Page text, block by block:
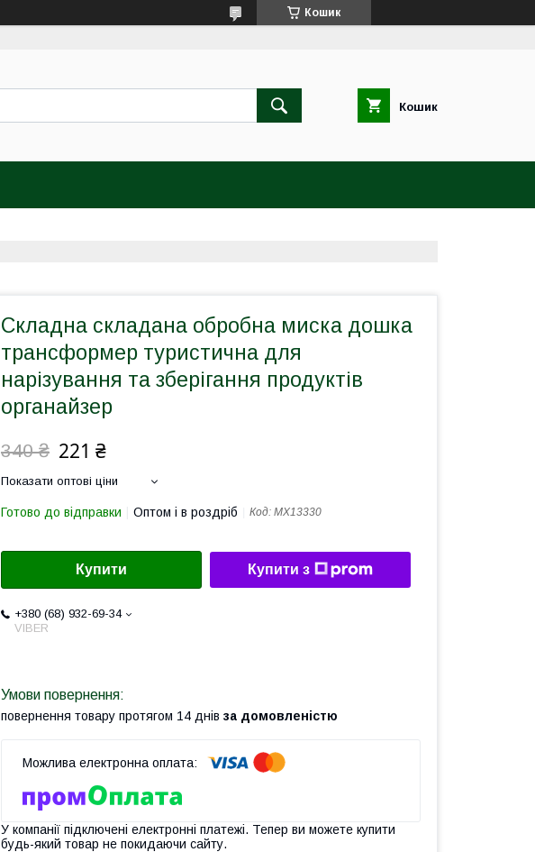
Кошик
Кошик
Складна складана обробна миска дошка
трансформер туристична для
нарізування та зберігання продуктів
органайзер
340 ₴ 221 ₴
Показати оптові ціни
Готово до відправки Оптом і в роздріб Код: MX13330
Купити Купити з
+380 (68) 932-69-34
VIBER
повернення товару протягом 14 днів за домовленістю
У компанії підключені електронні платежі. Тепер ви можете купити
будь-який товар не покидаючи сайту.